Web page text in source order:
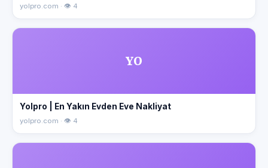
yolpro.com · 👁 4
YO
Yolpro | En Yakın Evden Eve Nakliyat
yolpro.com · 👁 4